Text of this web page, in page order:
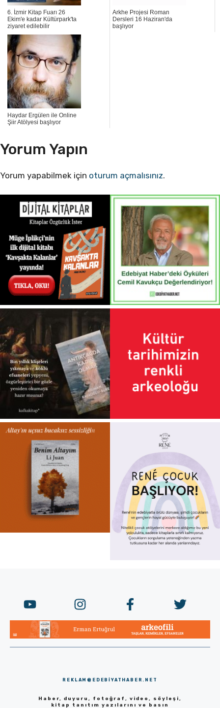
6. İzmir Kitap Fuarı 26
Ekim'e kadar Kültürpark'ta
ziyaret edilebilir
Arkhe Projesi Roman
Dersleri 16 Haziran'da
başlıyor
Haydar Ergülen ile Online
Şiir Atölyesi başlıyor
Yorum Yapın
Yorum yapabilmek için oturum açmalısınız.
REKLAM@EDEBIYATHABER.NET
Haber, duyuru, fotoğraf, video, söyleşi,
kitap tanıtım yazılarını ve basın